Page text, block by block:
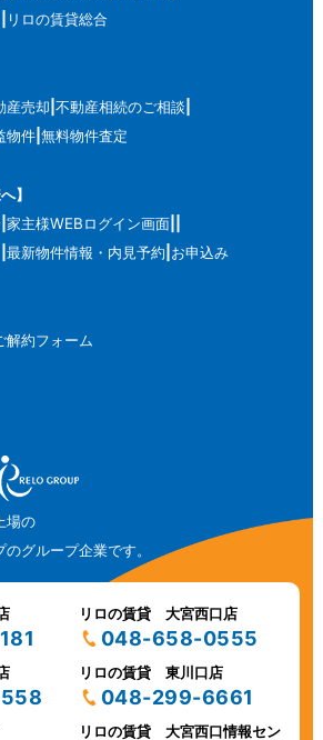
リロの賃貸総合
産売却 不動産相続のご相談
物件 無料物件査定
】
家主様WEBログイン画面
最新物件情報・内見予約 お申込み
解約フォーム
場の
グループ企業です。
リロの賃貸 大宮西口店
048-658-0555
リロの賃貸 東川口店
048-299-6661
リロの賃貸 大宮西口情報セン